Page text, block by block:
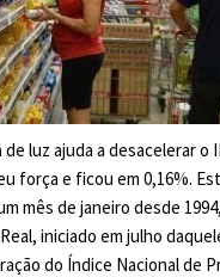
luz ajuda a desacelerar o
força e ficou em 0,16%.
mês de janeiro desde
iniciado em julho
do Índice Nacional de